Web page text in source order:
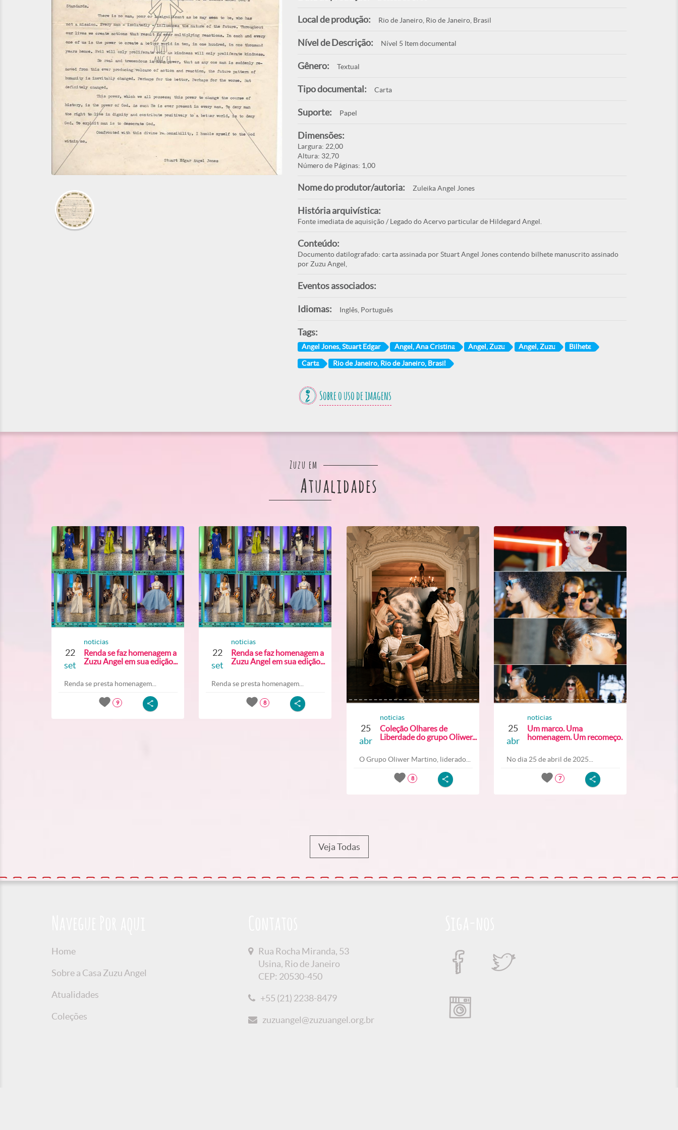
Local de produção: Rio de Janeiro, Rio de Janeiro, Brasil
Nível de Descrição: Nível 5 Item documental
Gênero: Textual
Tipo documental: Carta
Suporte: Papel
Dimensões:
Largura: 22,00
Altura: 32,70
Número de Páginas: 1,00
Nome do produtor/autoria: Zuleika Angel Jones
História arquivística:
Fonte imediata de aquisição / Legado do Acervo particular de Hildegard Angel.
Conteúdo:
Documento datilografado: carta assinada por Stuart Angel Jones contendo bilhete manuscrito assinado
por Zuzu Angel,
Eventos associados:
Idiomas: Inglês, Português
Tags:
Angel Jones, Stuart Edgar Angel, Ana Cristina Angel, Zuzu Angel, Zuzu Bilhete
Carta Rio de Janeiro, Rio de Janeiro, Brasil
Sobre o uso de imagens
Zuzu em
Atualidades
22
set
noticias
Renda se faz homenagem a
Zuzu Angel em sua edição...
Renda se presta homenagem...
9
22
set
noticias
Renda se faz homenagem a
Zuzu Angel em sua edição...
Renda se presta homenagem...
8
25
abr
noticias
Coleção Olhares de
Liberdade do grupo Oliwer...
O Grupo Oliwer Martino, liderado...
8
25
abr
noticias
Um marco. Uma
homenagem. Um recomeço.
No dia 25 de abril de 2025...
7
Veja Todas
Home
Sobre a Casa Zuzu Angel
Atualidades
Coleções
Rua Rocha Miranda, 53
Usina, Rio de Janeiro
CEP: 20530-450
+55 (21) 2238-8479
zuzuangel@zuzuangel.org.br